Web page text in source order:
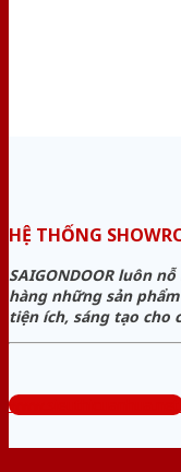
HỆ THỐNG
SAIGONDOOR luôn
hàng những sản
tiện ích, sáng tạo
www.sieuthicuanhua.net